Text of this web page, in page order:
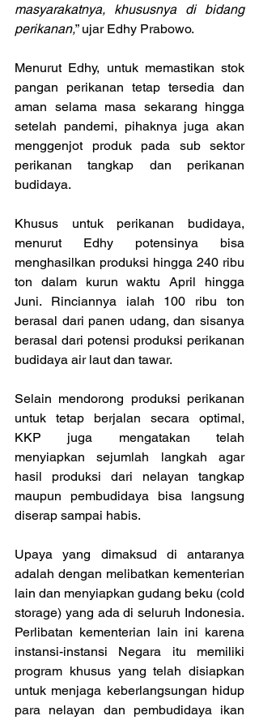
masyarakatnya, khususnya di bidang
perikanan,” ujar Edhy Prabowo.
Menurut Edhy, untuk memastikan stok
pangan perikanan tetap tersedia dan
aman selama masa sekarang hingga
setelah pandemi, pihaknya juga akan
menggenjot produk pada sub sektor
perikanan tangkap dan perikanan
budidaya.
Khusus untuk perikanan budidaya,
menurut Edhy potensinya bisa
menghasilkan produksi hingga 240 ribu
ton dalam kurun waktu April hingga
Juni. Rinciannya ialah 100 ribu ton
berasal dari panen udang, dan sisanya
berasal dari potensi produksi perikanan
budidaya air laut dan tawar.
Selain mendorong produksi perikanan
untuk tetap berjalan secara optimal,
KKP juga mengatakan telah
menyiapkan sejumlah langkah agar
hasil produksi dari nelayan tangkap
maupun pembudidaya bisa langsung
diserap sampai habis.
Upaya yang dimaksud di antaranya
adalah dengan melibatkan kementerian
lain dan menyiapkan gudang beku (cold
storage) yang ada di seluruh Indonesia.
Perlibatan kementerian lain ini karena
instansi-instansi Negara itu memiliki
program khusus yang telah disiapkan
untuk menjaga keberlangsungan hidup
para nelayan dan pembudidaya ikan